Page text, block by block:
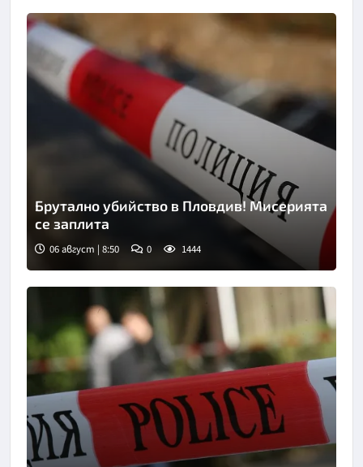
Снимка: goggle
Брутално убийство в Пловдив! Мисерията
се заплита
06 август | 8:50 0 1444